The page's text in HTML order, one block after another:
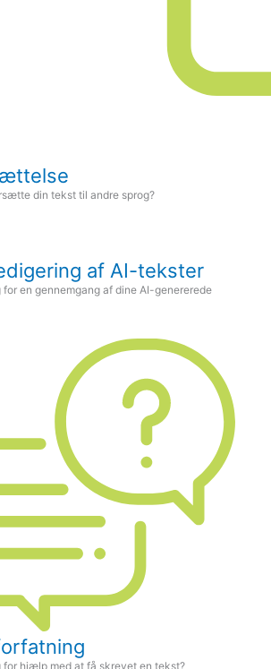
din tekst til andre sprog?
af AI-tekster
for en gennemgang af dine AI-genererede
for hjælp med at få skrevet en tekst?